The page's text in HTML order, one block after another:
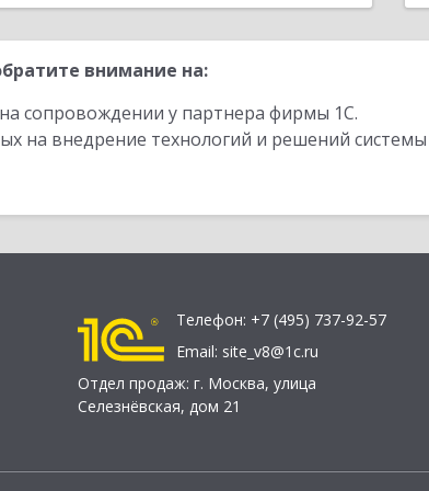
внимание на:
сопровождении у партнера фирмы 1С.
на внедрение технологий и решений
Телефон: +7 (495) 737-92-57
Email: site_v8@1c.ru
Отдел продаж: г. Москва, улица
Селезнёвская, дом 21